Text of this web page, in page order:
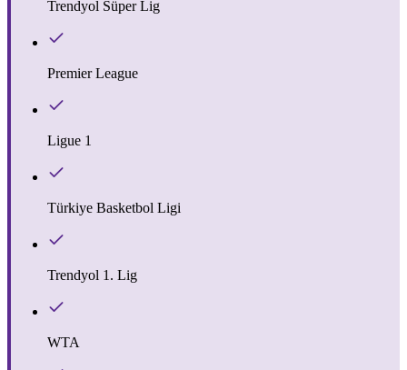
Trendyol Süper Lig
Premier League
Ligue 1
Türkiye Basketbol Ligi
Trendyol 1. Lig
WTA